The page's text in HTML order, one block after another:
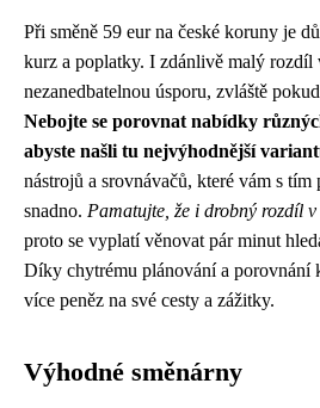
Při směně 59 eur na české koruny je
kurz a poplatky. I zdánlivě malý rozdíl
nezanedbatelnou úsporu, zvláště
Nebojte se porovnat nabídky
abyste našli tu nejvýhodnější
nástrojů a srovnávačů, které vám s tím
snadno. Pamatujte, že i drobný rozdíl v
proto se vyplatí věnovat pár minut
Díky chytrému plánování a porovnání
více peněz na své cesty a zážitky.
Výhodné směnárny